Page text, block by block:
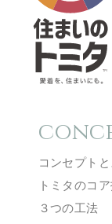
コンセプト
トミタのコ
３つの工法